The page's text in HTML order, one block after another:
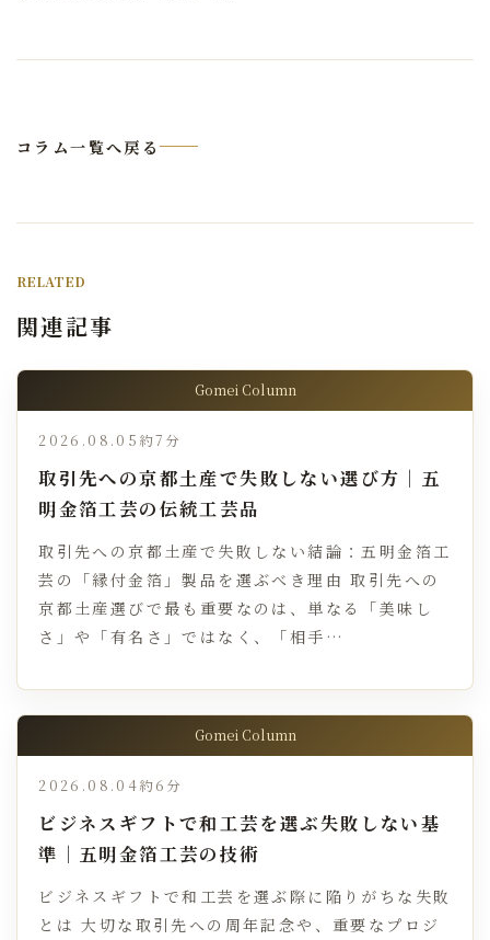
コラム一覧へ戻る
RELATED
関連記事
Gomei Column
2026.08.05 約7分
取引先への京都土産で失敗しない選び方｜五
明金箔工芸の伝統工芸品
取引先への京都土産で失敗しない結論：五明金箔工
芸の「縁付金箔」製品を選ぶべき理由 取引先への
京都土産選びで最も重要なのは、単なる「美味し
さ」や「有名さ」ではなく、「相手…
Gomei Column
2026.08.04約6分
ビジネスギフトで和工芸を選ぶ失敗しない基
準｜五明金箔工芸の技術
ビジネスギフトで和工芸を選ぶ際に陥りがちな失敗
とは 大切な取引先への周年記念や、重要なプロジ